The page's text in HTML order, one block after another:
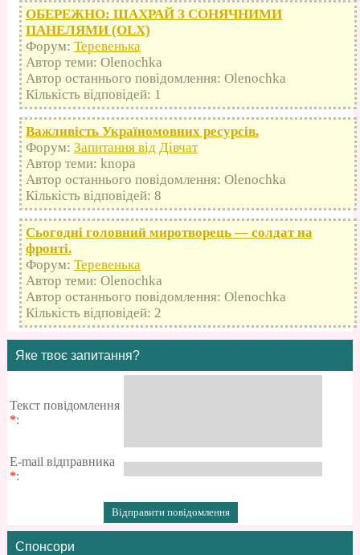
ОБЕРЕЖНО: ШАХРАЙ З СОНЯЧНИМИ
ПАНЕЛЯМИ (OLX)
Форум: Теревенька
Автор теми: Olenochka
Автор останнього повідомлення: Olenochka
Кількість відповідей: 1
Важливість Україномовних ресурсів.
Форум: Запитання від Дівчат
Автор теми: knopa
Автор останнього повідомлення: Olenochka
Кількість відповідей: 8
Сьогодні головний миротворець — солдат на
фронті.
Форум: Теревенька
Автор теми: Olenochka
Автор останнього повідомлення: Olenochka
Кількість відповідей: 2
Яке твоє запитання?
Текст повідомлення
*:
E-mail відправника
*:
Спонсори